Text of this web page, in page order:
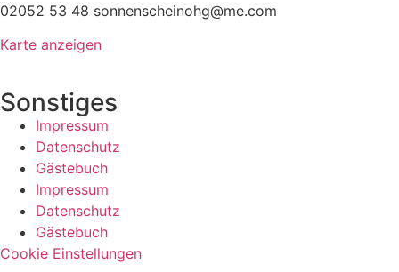
02052 53 48 sonnenscheinohg@me.com
Karte anzeigen
Sonstiges
Impressum
Datenschutz
Gästebuch
Impressum
Datenschutz
Gästebuch
Cookie Einstellungen